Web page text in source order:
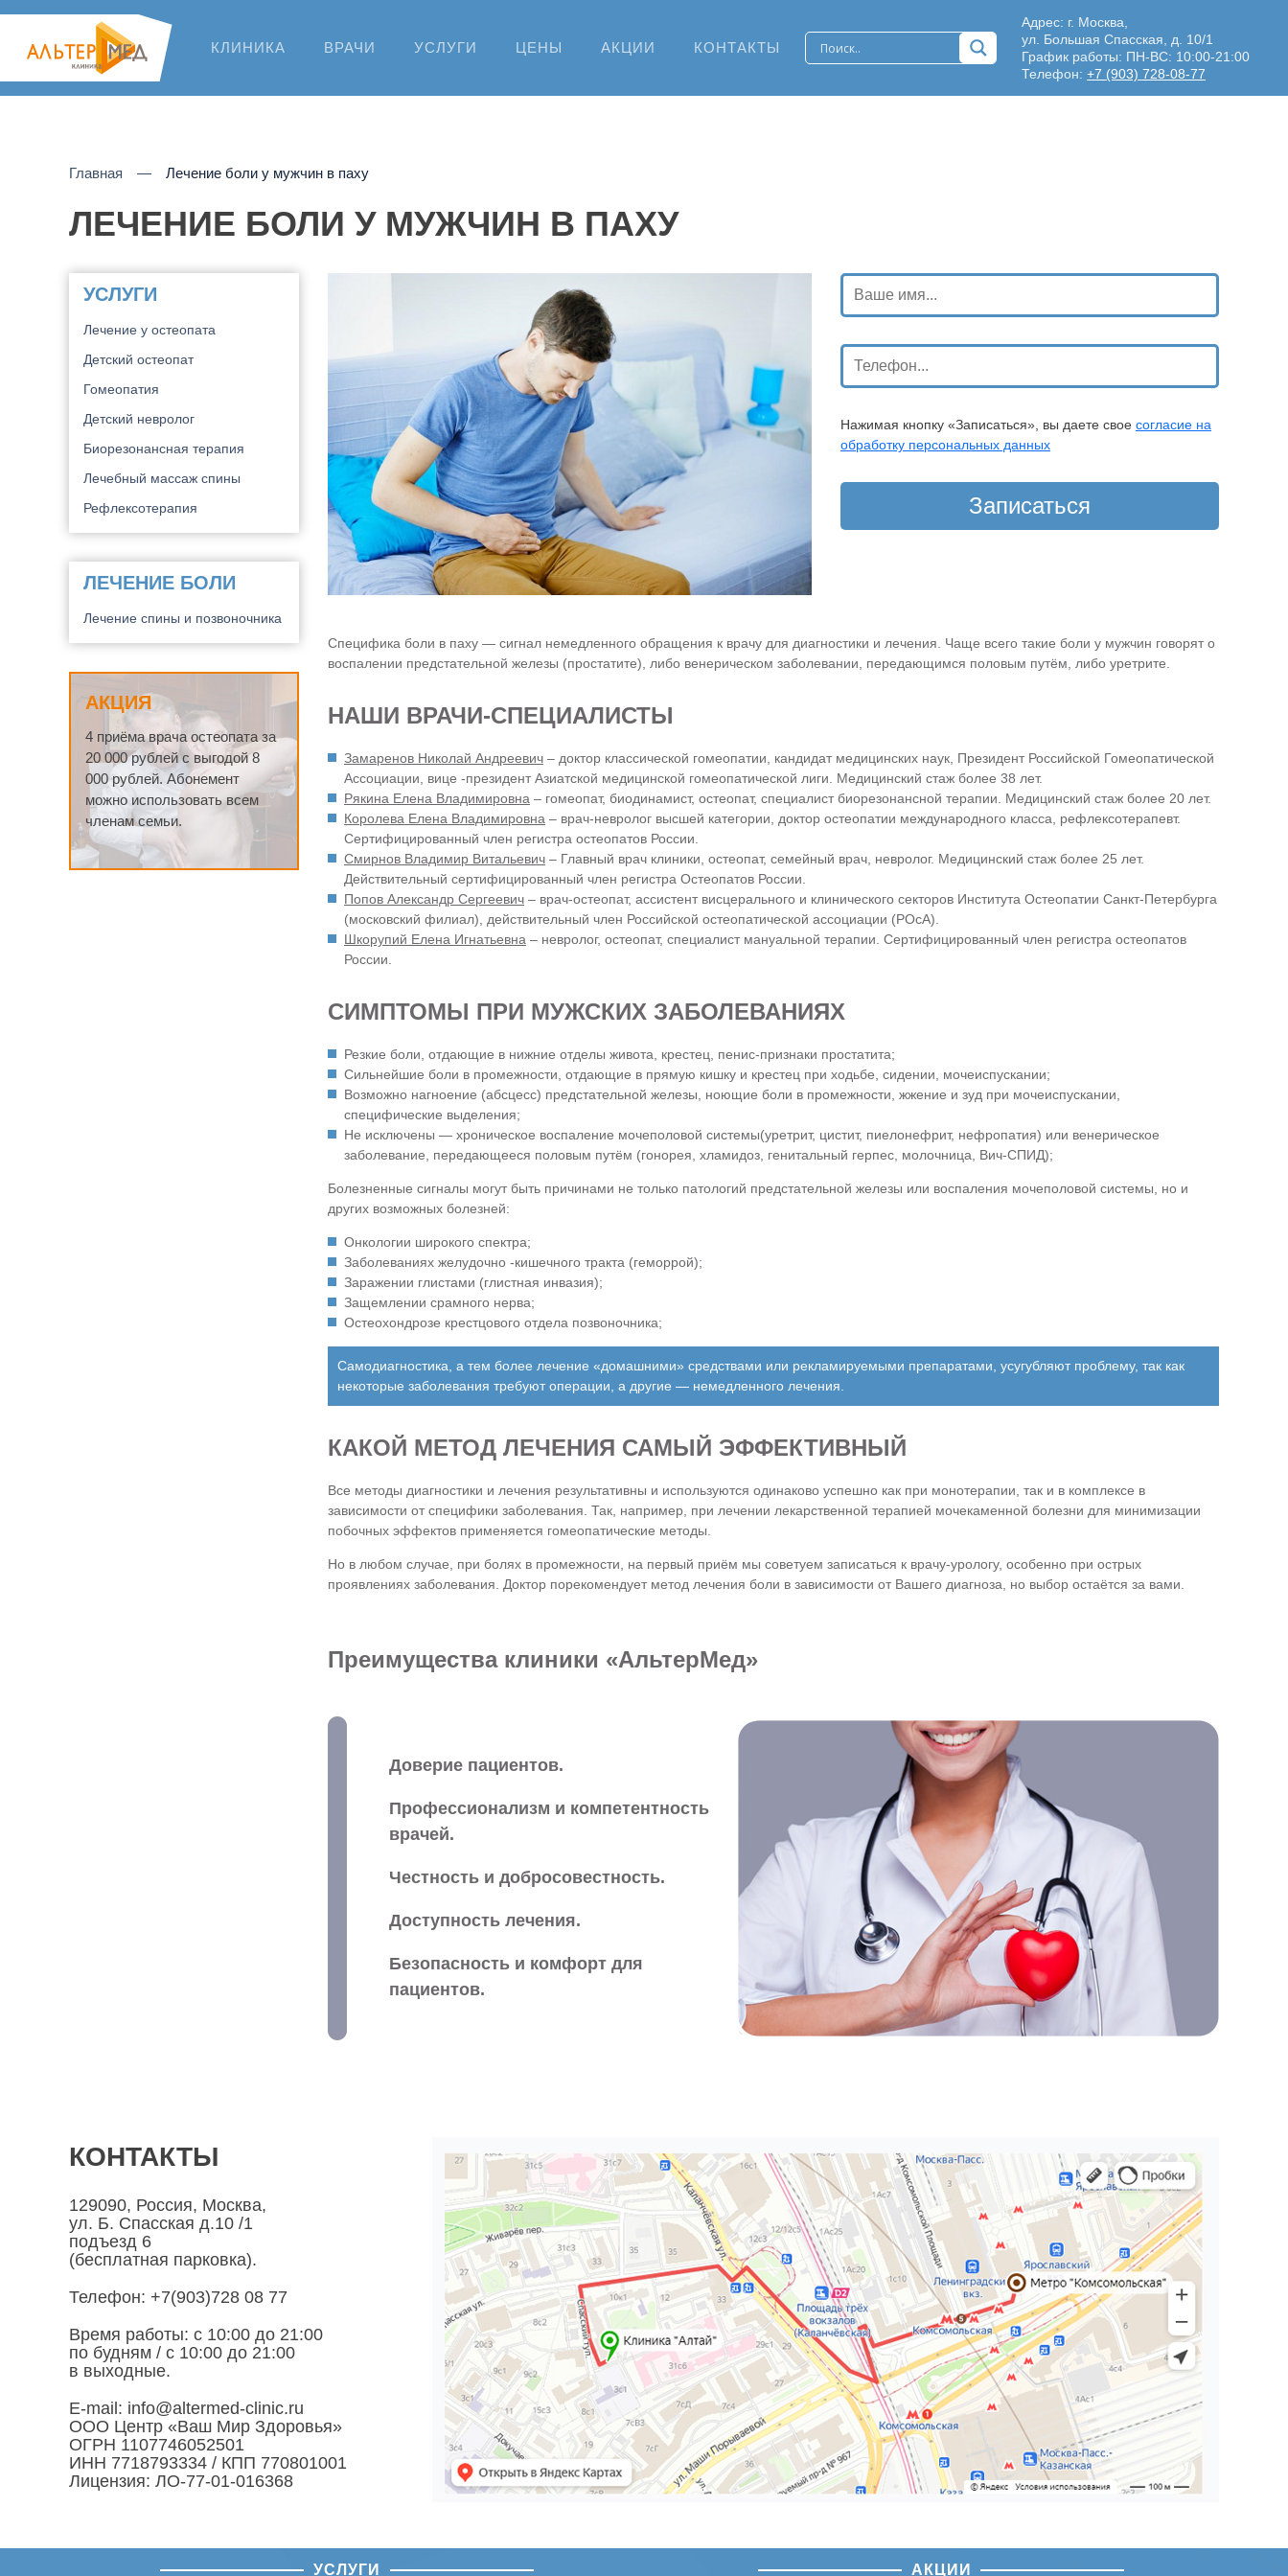
КЛИНИКА ВРАЧИ УСЛУГИ ЦЕНЫ АКЦИИ КОНТАКТЫ
Адрес: г. Москва,
ул. Большая Спасская, д. 10/1
График работы: ПН-ВС: 10:00-21:00
Телефон: +7 (903) 728-08-77
Главная Лечение боли у мужчин в паху
ЛЕЧЕНИЕ БОЛИ У МУЖЧИН В ПАХУ
УСЛУГИ
Лечение у остеопата
Детский остеопат
Гомеопатия
Детский невролог
Биорезонансная терапия
Лечебный массаж спины
Рефлексотерапия
ЛЕЧЕНИЕ БОЛИ
Лечение спины и позвоночника
АКЦИЯ
4 приёма врача остеопата за
20 000 рублей с выгодой 8
000 рублей. Абонемент
можно использовать всем
членам семьи.
Нажимая кнопку «Записаться», вы даете свое согласие на
обработку персональных данных
Специфика боли в паху — сигнал немедленного обращения к врачу для диагностики и лечения. Чаще всего такие боли у мужчин говорят о
воспалении предстательной железы (простатите), либо венерическом заболевании, передающимся половым путём, либо уретрите.
НАШИ ВРАЧИ-СПЕЦИАЛИСТЫ
Замаренов Николай Андреевич – доктор классической гомеопатии, кандидат медицинских наук, Президент Российской Гомеопатической
Ассоциации, вице -президент Азиатской медицинской гомеопатической лиги. Медицинский стаж более 38 лет.
Рякина Елена Владимировна – гомеопат, биодинамист, остеопат, специалист биорезонансной терапии. Медицинский стаж более 20 лет.
Королева Елена Владимировна – врач-невролог высшей категории, доктор остеопатии международного класса, рефлексотерапевт.
Сертифицированный член регистра остеопатов России.
Смирнов Владимир Витальевич – Главный врач клиники, остеопат, семейный врач, невролог. Медицинский стаж более 25 лет.
Действительный сертифицированный член регистра Остеопатов России.
Попов Александр Сергеевич – врач-остеопат, ассистент висцерального и клинического секторов Института Остеопатии Санкт-Петербурга
(московский филиал), действительный член Российской остеопатической ассоциации (РОсА).
Шкорупий Елена Игнатьевна – невролог, остеопат, специалист мануальной терапии. Сертифицированный член регистра остеопатов
России.
СИМПТОМЫ ПРИ МУЖСКИХ ЗАБОЛЕВАНИЯХ
Резкие боли, отдающие в нижние отделы живота, крестец, пенис-признаки простатита;
Сильнейшие боли в промежности, отдающие в прямую кишку и крестец при ходьбе, сидении, мочеиспускании;
Возможно нагноение (абсцесс) предстательной железы, ноющие боли в промежности, жжение и зуд при мочеиспускании,
специфические выделения;
Не исключены — хроническое воспаление мочеполовой системы(уретрит, цистит, пиелонефрит, нефропатия) или венерическое
заболевание, передающееся половым путём (гонорея, хламидоз, генитальный герпес, молочница, Вич-СПИД);
Болезненные сигналы могут быть причинами не только патологий предстательной железы или воспаления мочеполовой системы, но и
других возможных болезней:
Онкологии широкого спектра;
Заболеваниях желудочно -кишечного тракта (геморрой);
Заражении глистами (глистная инвазия);
Защемлении срамного нерва;
Остеохондрозе крестцового отдела позвоночника;
Самодиагностика, а тем более лечение «домашними» средствами или рекламируемыми препаратами, усугубляют проблему, так как
некоторые заболевания требуют операции, а другие — немедленного лечения.
КАКОЙ МЕТОД ЛЕЧЕНИЯ САМЫЙ ЭФФЕКТИВНЫЙ
Все методы диагностики и лечения результативны и используются одинаково успешно как при монотерапии, так и в комплексе в
зависимости от специфики заболевания. Так, например, при лечении лекарственной терапией мочекаменной болезни для минимизации
побочных эффектов применяется гомеопатические методы.
Но в любом случае, при болях в промежности, на первый приём мы советуем записаться к врачу-урологу, особенно при острых
проявлениях заболевания. Доктор порекомендует метод лечения боли в зависимости от Вашего диагноза, но выбор остаётся за вами.
Преимущества клиники «АльтерМед»
Доверие пациентов.
Профессионализм и компетентность
врачей.
Честность и добросовестность.
Доступность лечения.
Безопасность и комфорт для
пациентов.
КОНТАКТЫ
129090, Россия, Москва,
ул. Б. Спасская д.10 /1
подъезд 6
(бесплатная парковка).
Телефон: +7(903)728 08 77
Время работы: c 10:00 до 21:00
по будням / с 10:00 до 21:00
в выходные.
E-mail: info@altermed-clinic.ru
ООО Центр «Ваш Мир Здоровья»
ОГРН 1107746052501
ИНН 7718793334 / КПП 770801001
Лицензия: ЛО-77-01-016368
УСЛУГИ АКЦИИ